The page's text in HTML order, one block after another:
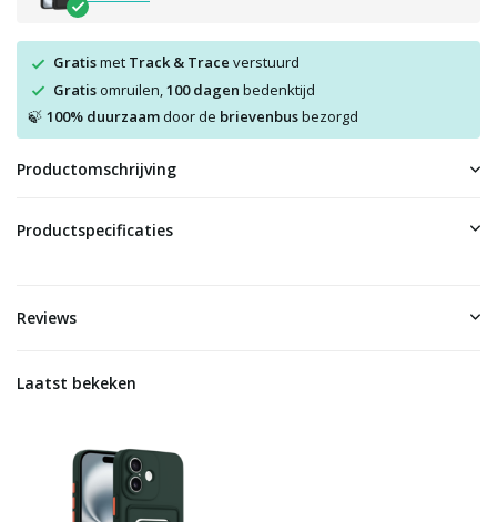
Gratismet Track & Trace verstuurd
Gratisomruilen, 100 dagen bedenktijd
🍃 100% duurzaamdoor de brievenbusbezorgd
Productomschrijving
Productspecificaties
Reviews
Laatst bekeken